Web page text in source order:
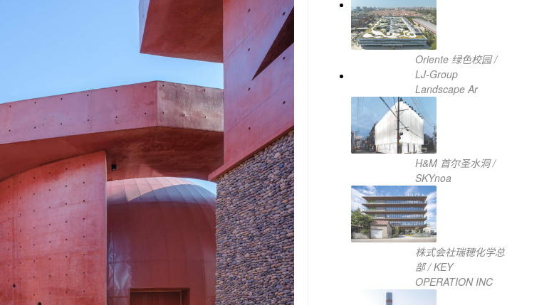
Oriente 绿色校园 /
LJ-Group
Landscape Ar
H&M 首尔圣水洞 /
SKYnoa
株式会社瑞穂化学总
部 / KEY
OPERATION INC